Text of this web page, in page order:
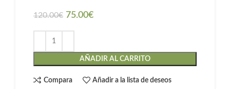
120.00€ 75.00€
AÑADIR AL CARRITO
Compara Añadir a la lista de deseos